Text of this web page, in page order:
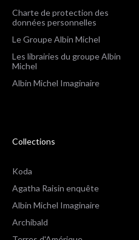
Charte de protection des
données personnelles
Le Groupe Albin Michel
Les librairies du groupe Albin
Michel
Albin Michel Imaginaire
Collections
Koda
Agatha Raisin enquête
Albin Michel Imaginaire
Archibald